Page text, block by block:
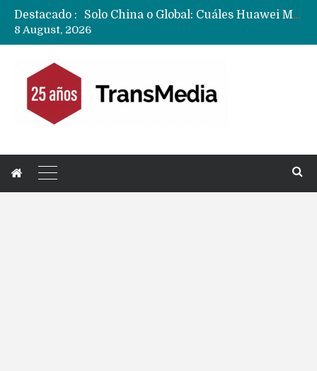
Destacado :
Data Centers de Huawei en Chile, México, Brasil,Perú y Argentina podrían verse afectados por arremetida de EE.UU
8 August, 2026